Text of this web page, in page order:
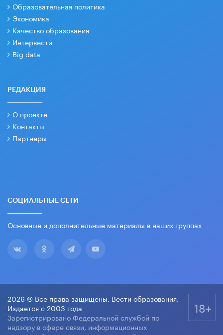
Образовательная политика
Экономика
Качество образования
Интервести
Big data
РЕДАКЦИЯ
О проекте
Контакты
Партнеры
СОЦИАЛЬНЫЕ СЕТИ
Основные и дополнительные материалы в наших группах
2026 © Все права защищены. Вести образования.
Издается с 2003 года
Зарегистрировано Федеральной службой по
надзору в сфере связи, информационных
18+